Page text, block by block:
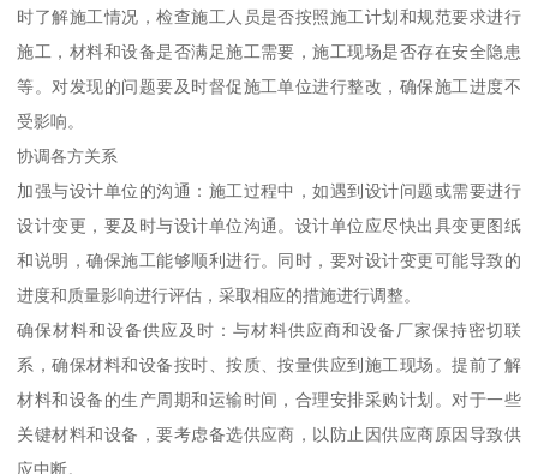
时了解施工情况，检查施工人员是否按照施工计划和规范要求进行
施工，材料和设备是否满足施工需要，施工现场是否存在安全隐患
等。对发现的问题要及时督促施工单位进行整改，确保施工进度不
受影响。
协调各方关系
加强与设计单位的沟通：施工过程中，如遇到设计问题或需要进行
设计变更，要及时与设计单位沟通。设计单位应尽快出具变更图纸
和说明，确保施工能够顺利进行。同时，要对设计变更可能导致的
进度和质量影响进行评估，采取相应的措施进行调整。
确保材料和设备供应及时：与材料供应商和设备厂家保持密切联
系，确保材料和设备按时、按质、按量供应到施工现场。提前了解
材料和设备的生产周期和运输时间，合理安排采购计划。对于一些
关键材料和设备，要考虑备选供应商，以防止因供应商原因导致供
应中断。